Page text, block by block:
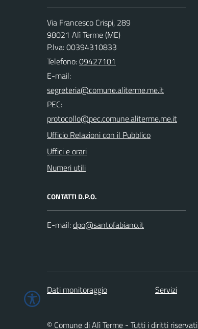
Via Francesco Crispi, 289
98021 Alì Terme (ME)
P.Iva: 00394310833
Telefono:09427101
E-mail:
PEC:
Ufficio Relazioni con il Pubblico
Uffici e orari
Numeri utili
CONTATTI D.P.O.
E-mail:
Dati monitoraggio Servizi
© Comune di Alì Terme - Tutti i diritti riservati